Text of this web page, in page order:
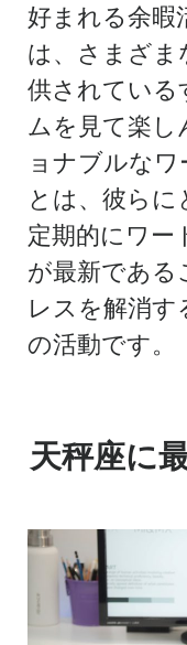
好まれる余暇
は、さまざま
供されている
ムを見て楽
ョナブルなワ
とは、彼らに
定期的にワー
が最新である
レスを解消す
の活動です。
天秤座に